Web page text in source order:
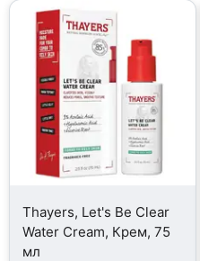
Thayers, Let's Be Clear
Water Cream, Крем, 75
мл